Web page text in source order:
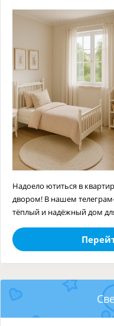
Надоело ютиться в
двором! В нашем
тёплый и надёжный дом